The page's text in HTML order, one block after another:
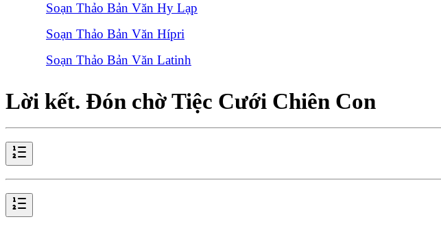
Soạn Thảo Bản Văn Hy Lạp
Soạn Thảo Bản Văn Hípri
Soạn Thảo Bản Văn Latinh
Lời kết. Đón chờ Tiệc Cưới Chiên Con